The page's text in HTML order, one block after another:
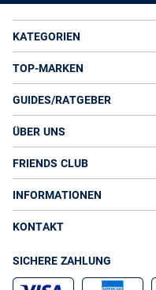
KATEGORIEN
TOP-MARKEN
GUIDES/RATGEBER
ÜBER UNS
FRIENDS CLUB
INFORMATIONEN
KONTAKT
SICHERE ZAHLUNG